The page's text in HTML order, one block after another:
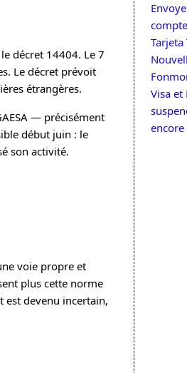
décret 14404. Le 7
Le décret prévoit
étrangères.
— précisément
début juin : le
son activité.
voie propre et
plus cette norme
devenu incertain,
Tarjeta
Visa et
encore